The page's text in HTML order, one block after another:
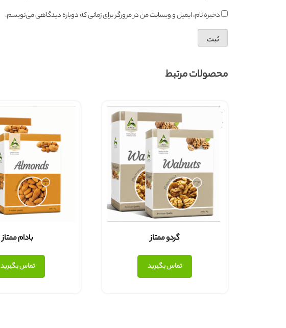
ذخیره نام، ایمیل و وبسایت من در مرورگر برای زمانی که دوباره دیدگاهی می‌نویسم.
محصولات مرتبط
گردو ممتاز
تماس بگیرید
بادام ممتاز
تماس بگیرید